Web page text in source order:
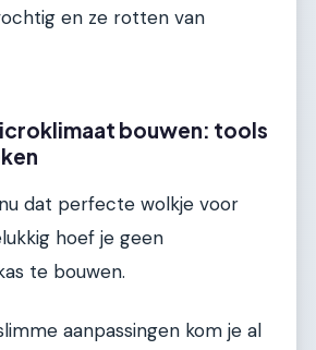
en ze rotten van
bouwen: tools
dat perfecte wolkje voor
hoef je geen
te bouwen.
aanpassingen kom je al